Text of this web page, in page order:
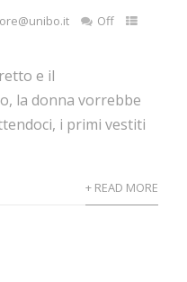
Off
e il
la donna vorrebbe
i primi vestiti
+ READ MORE